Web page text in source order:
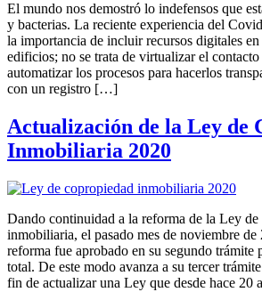
El mundo nos demostró lo indefensos que
y bacterias. La reciente experiencia del
la importancia de incluir recursos digitales
edificios; no se trata de virtualizar el
automatizar los procesos para hacerlos
con un registro […]
Actualización de la Ley de
Inmobiliaria 2020
Dando continuidad a la reforma de la Ley de
inmobiliaria, el pasado mes de noviembre
reforma fue aprobado en su segundo trámite
total. De este modo avanza a su tercer
fin de actualizar una Ley que desde hace